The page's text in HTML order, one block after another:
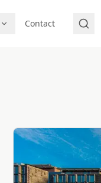
Contact